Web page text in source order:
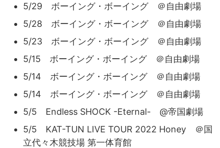
5/29 ボーイング・ボーイング ＠自由劇場
5/28 ボーイング・ボーイング ＠自由劇場
5/23 ボーイング・ボーイング ＠自由劇場
5/15 ボーイング・ボーイング ＠自由劇場
5/14 ボーイング・ボーイング ＠自由劇場
5/14 ボーイング・ボーイング ＠自由劇場
5/5 Endless SHOCK -Eternal- @帝国劇場
5/5 KAT-TUN LIVE TOUR 2022 Honey ＠国
立代々木競技場 第一体育館